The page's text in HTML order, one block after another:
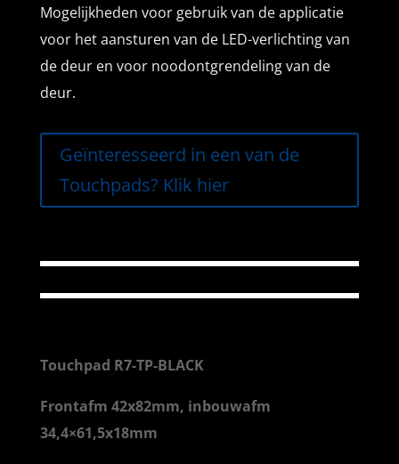
Mogelijkheden voor gebruik van de applicatie
voor het aansturen van de LED-verlichting van
de deur en voor noodontgrendeling van de
deur.
Geïnteresseerd in een van de
Touchpads? Klik hier
Touchpad R7-TP-BLACK
Frontafm 42x82mm, inbouwafm
34,4×61,5x18mm